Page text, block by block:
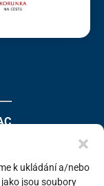
k ukládání a/nebo
jsou soubory